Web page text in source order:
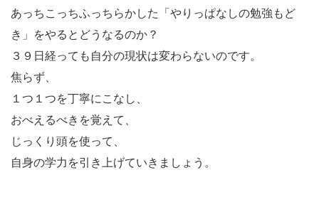
あっちこっちふっちらかした「やりっぱなしの勉強もど
き」をやるとどうなるのか？
３９日経っても自分の現状は変わらないのです。
焦らず、
１つ１つを丁寧にこなし、
おべえるべきを覚えて、
じっくり頭を使って、
自身の学力を引き上げていきましょう。